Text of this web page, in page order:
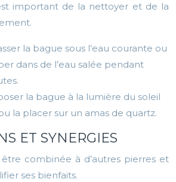
important de la nettoyer et de la
la bague sous l’eau courante ou
dans de l’eau salée pendant
la bague à la lumière du soleil
la placer sur un amas de quartz.
ET SYNERGIES
être combinée à d’autres pierres et
ses bienfaits.